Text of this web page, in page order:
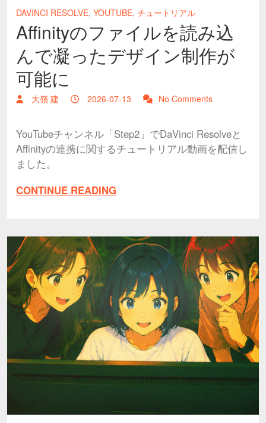
DAVINCI RESOLVE, YOUTUBE, チュートリアル
Affinityのファイルを読み込
んで凝ったデザイン制作が
可能に
大嶺 建 2026-07-13 No Comments
YouTubeチャンネル「Step2」でDaVinci Resolveと
Affinityの連携に関するチュートリアル動画を配信し
ました。
CONTINUE READING